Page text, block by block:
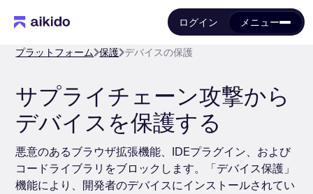
ログイン メニュー
プラットフォーム 保護 デバイスの保護
サプライチェーン攻撃から
デバイスを保護する
悪意のあるブラウザ拡張機能、IDEプラグイン、および
コードライブラリをブロックします。「デバイス保護」
機能により、開発者のデバイスにインストールされてい